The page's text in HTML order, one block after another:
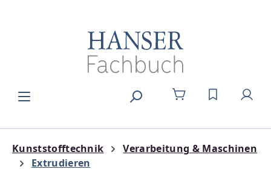
DU HAST 0
Kunststofftechnik
Verarbeitung & Maschinen
Extrudieren